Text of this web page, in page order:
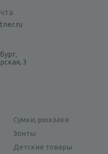
3
Сумки, рюкзаки
Зонты
Детские товары